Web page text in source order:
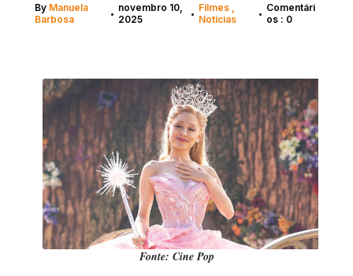
By Manuela
Barbosa
• novembro 10,
2025
• Filmes
Notícias
• Comentári
os : 0
Fonte: Cine Pop